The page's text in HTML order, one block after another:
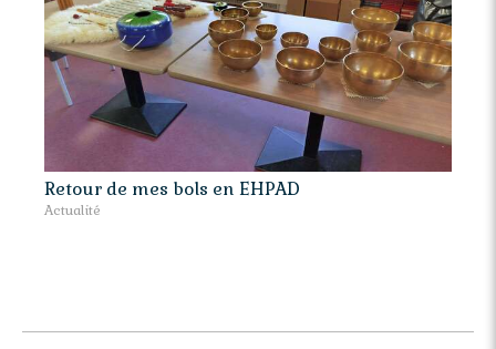
Retour de mes bols en EHPAD
Actualité